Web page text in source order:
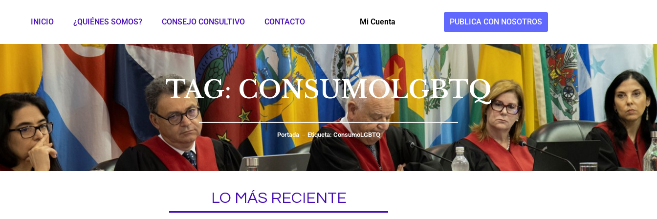
INICIO ¿QUIÉNES SOMOS? CONSEJO CONSULTIVO CONTACTO Mi Cuenta PUBLICA CON NOSOTROS
TAG: CONSUMOLGBTQ
Portada Etiqueta: ConsumoLGBTQ
LO MÁS RECIENTE